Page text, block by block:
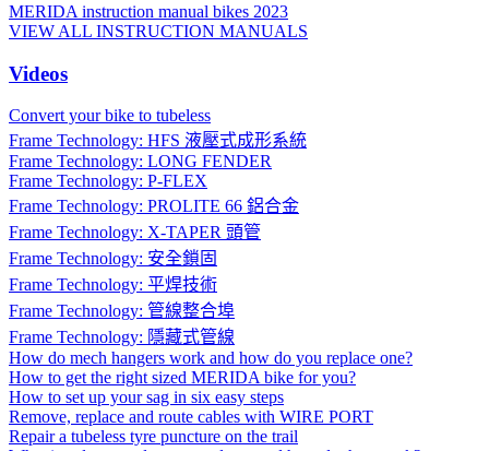
MERIDA instruction manual bikes 2023
VIEW ALL INSTRUCTION MANUALS
Videos
Convert your bike to tubeless
Frame Technology: HFS 液壓式成形系統
Frame Technology: LONG FENDER
Frame Technology: P-FLEX
Frame Technology: PROLITE 66 鋁合金
Frame Technology: X-TAPER 頭管
Frame Technology: 安全鎖固
Frame Technology: 平焊技術
Frame Technology: 管線整合埠
Frame Technology: 隱藏式管線
How do mech hangers work and how do you replace one?
How to get the right sized MERIDA bike for you?
How to set up your sag in six easy steps
Remove, replace and route cables with WIRE PORT
Repair a tubeless tyre puncture on the trail